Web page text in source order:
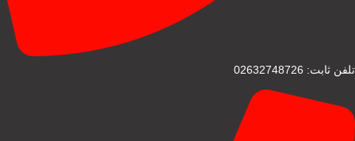
تلفن ثابت: 02632748726